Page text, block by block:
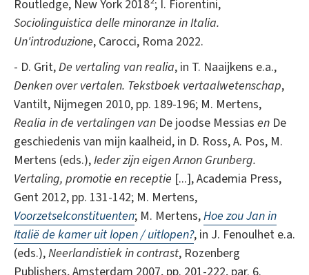
Routledge, New York 2018²; I. Fiorentini,
Sociolinguistica delle minoranze in Italia.
Un'introduzione, Carocci, Roma 2022.
- D. Grit,De vertaling van realia, in T. Naaijkens e.a.,
Denken over vertalen. Tekstboek vertaalwetenschap,
Vantilt, Nijmegen 2010, pp. 189-196; M. Mertens,
Realia in de vertalingen van De joodse Messias en De
geschiedenis van mijn kaalheid, in D. Ross, A. Pos, M.
Mertens (eds.),Ieder zijn eigen Arnon Grunberg.
Vertaling, promotie en receptie [...], Academia Press,
Gent 2012, pp. 131-142; M. Mertens,
Voorzetselconstituenten; M. Mertens,Hoe zou Jan in
Italië de kamer uit lopen / uitlopen?, in J. Fenoulhet e.a.
(eds.),Neerlandistiek in contrast, Rozenberg